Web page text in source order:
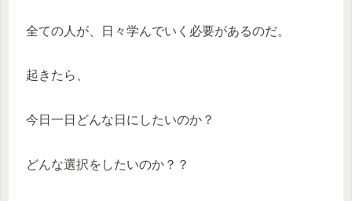
全ての人が、日々学んでいく必要があるのだ。
起きたら、
今日一日どんな日にしたいのか？
どんな選択をしたいのか？？